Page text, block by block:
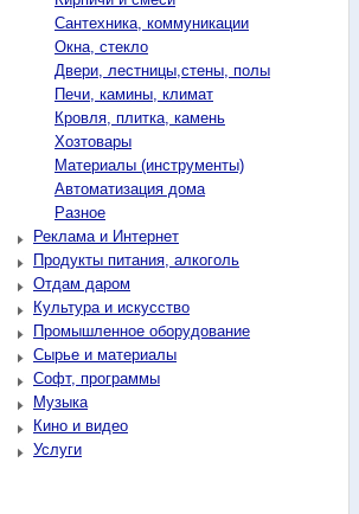
Сантехника, коммуникации
Окна, стекло
Двери, лестницы,стены, полы
Печи, камины, климат
Кровля, плитка, камень
Хозтовары
Материалы (инструменты)
Автоматизация дома
Разное
Реклама и Интернет
Продукты питания, алкоголь
Отдам даром
Культура и искусство
Промышленное оборудование
Сырье и материалы
Софт, программы
Музыка
Кино и видео
Услуги